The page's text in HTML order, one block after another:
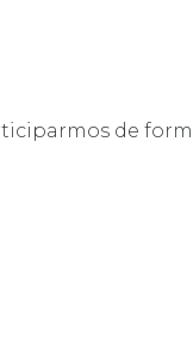
de